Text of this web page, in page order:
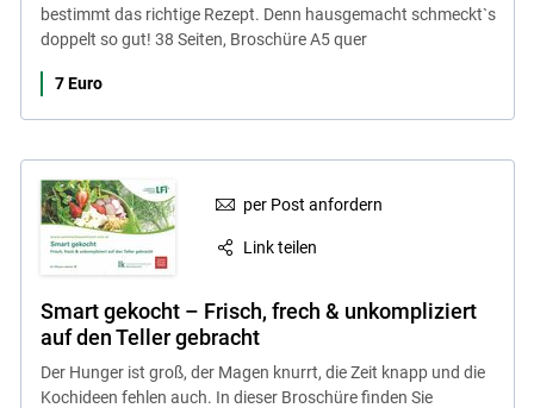
bestimmt das richtige Rezept. Denn hausgemacht schmeckt`s
doppelt so gut! 38 Seiten, Broschüre A5 quer
7 Euro
per Post anfordern
Link teilen
Smart gekocht – Frisch, frech & unkompliziert
auf den Teller gebracht
Der Hunger ist groß, der Magen knurrt, die Zeit knapp und die
Kochideen fehlen auch. In dieser Broschüre finden Sie